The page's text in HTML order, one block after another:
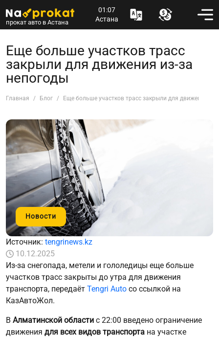
прокат авто в Астана
01:07
Астана
Еще больше участков трасс
закрыли для движения из-за
непогоды
Главная Блог Еще больше участков трасс закрыли для движения из-
Новости
Источник: tengrinews.kz
10.12.2025
Из-за снегопада, метели и гололедицы еще больше
участков трасс закрыты до утра для движения
транспорта, передаёт Tengri Auto со ссылкой на
КазАвтоЖол.
В Алматинской области с 22:00 введено ограничение
движения для всех видов транспорта на участке